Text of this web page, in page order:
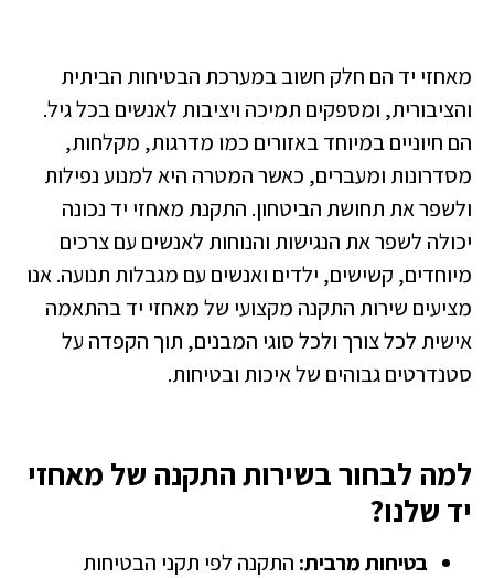
יד הם חלק חשוב במערכת הבטיחות הביתית
ומספקים תמיכה ויציבות לאנשים בכל גיל.
חיוניים במיוחד באזורים כמו מדרגות, מקלחות,
ומעברים, כאשר המטרה היא למנוע נפילות
את תחושת הביטחון. התקנת מאחזי יד נכונה
לשפר את הנגישות והנוחות לאנשים עם צרכים
קשישים, ילדים ואנשים עם מגבלות תנועה. אנו
שירות התקנה מקצועי של מאחזי יד בהתאמה
לכל צורך ולכל סוגי המבנים, תוך הקפדה על
גבוהים של איכות ובטיחות.
לבחור בשירות התקנה של מאחזי
שלנו?
בטיחות מרבית:התקנה לפי תקני הבטיחות